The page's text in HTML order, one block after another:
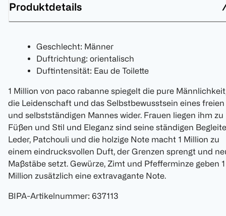
Produktdetails
Geschlecht: Männer
Duftrichtung: orientalisch
Duftintensität: Eau de Toilette
1 Million von paco rabanne spiegelt die pure
die Leidenschaft und das Selbstbewusstsein eines freien
und selbstständigen Mannes wider. Frauen liegen ihm zu
Füßen und Stil und Eleganz sind seine ständigen
Leder, Patchouli und die holzige Note macht 1 Million zu
einem eindrucksvollen Duft, der Grenzen sprengt und
Maßstäbe setzt. Gewürze, Zimt und Pfefferminze geben 1
Million zusätzlich eine extravagante Note.
BIPA-Artikelnummer: 637113